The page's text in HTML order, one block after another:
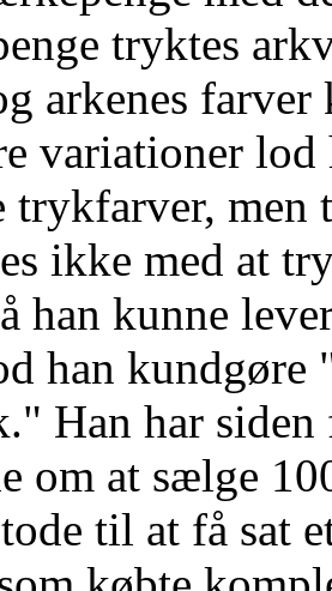
tryktes
arkenes
variationer
trykfarver,
ikke med at
han kunne
han
Han har
om at sælge
til at få sat